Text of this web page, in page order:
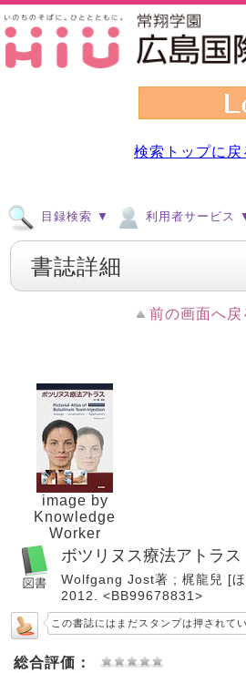
検索トップに戻
目録検索 ▼ 利用者サービス
書誌詳細
前の画面へ戻
image by
Knowledge
Worker
ボツリヌス療法アトラス
Wolfgang Jost著 ; 梶龍兒 [
2012. <BB99678831>
この書誌にはまだスタンプは押されて
総合評価：